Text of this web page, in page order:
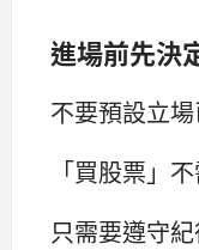
進場前先決
不要預設立
「買股票」
只需要遵守